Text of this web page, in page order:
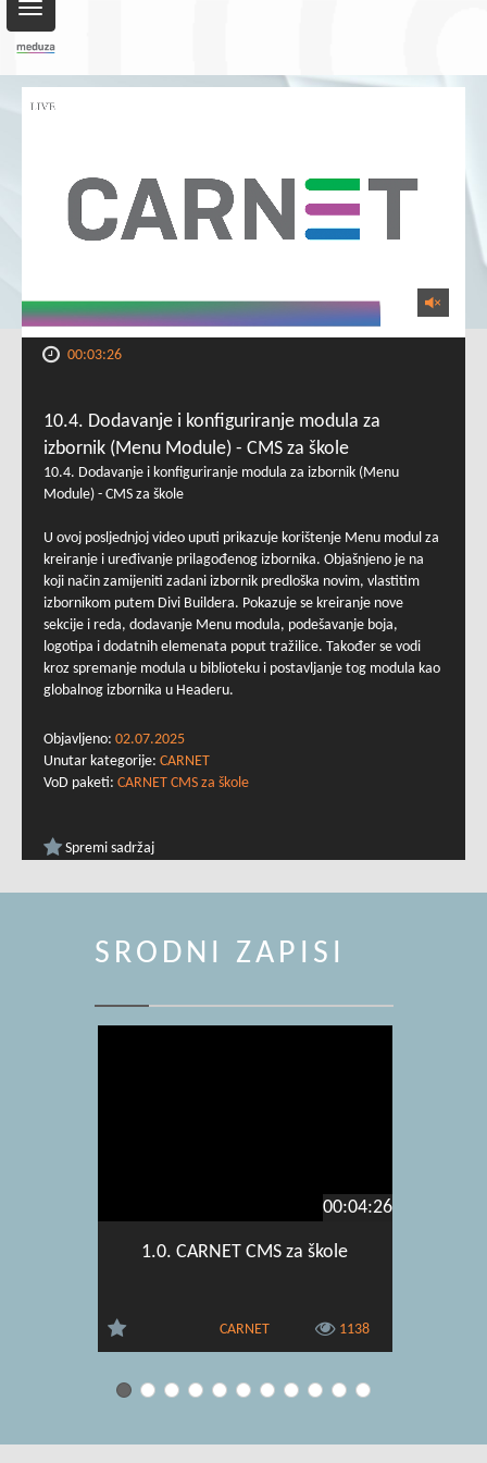
Toggle
navigation
00:03:26
10.4. Dodavanje i konfiguriranje modula za
izbornik (Menu Module) - CMS za škole
10.4. Dodavanje i konfiguriranje modula za izbornik (Menu
Module) - CMS za škole
U ovoj posljednjoj video uputi prikazuje korištenje Menu modul za
kreiranje i uređivanje prilagođenog izbornika. Objašnjeno je na
koji način zamijeniti zadani izbornik predloška novim, vlastitim
izbornikom putem Divi Buildera. Pokazuje se kreiranje nove
sekcije i reda, dodavanje Menu modula, podešavanje boja,
logotipa i dodatnih elemenata poput tražilice. Također se vodi
kroz spremanje modula u biblioteku i postavljanje tog modula kao
globalnog izbornika u Headeru.
Objavljeno: 02.07.2025
Unutar kategorije: CARNET
VoD paketi: CARNET CMS za škole
Spremi sadržaj
SRODNI ZAPISI
00:04:26
1.0. CARNET CMS za škole
CARNET 1138